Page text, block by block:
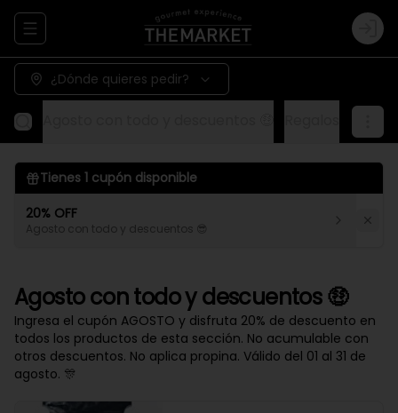
Abrir menu de navegación Login
¿Dónde quieres pedir?
Tienes 1 cupón disponible
20% OFF
Agosto con todo y descuentos 😎
Agosto con todo y descuentos 🤑
Ingresa el cupón AGOSTO y disfruta 20% de descuento en
todos los productos de esta sección. No acumulable con
otros descuentos. No aplica propina. Válido del 01 al 31 de
agosto. 🎊